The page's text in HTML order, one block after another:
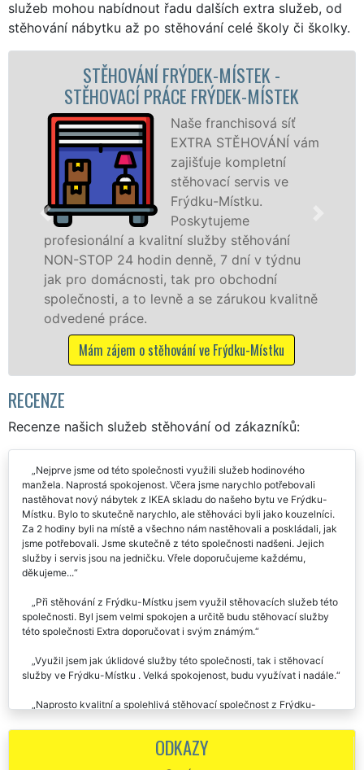
služeb mohou nabídnout řadu dalších extra služeb, od
stěhování nábytku až po stěhování celé školy či školky.
FRÝDEK-MÍSTEK -
FRÝDEK-MÍSTEK
Naše franchisová síť
EXTRA STĚHOVÁNÍ vám
zajišťuje kompletní
stěhovací servis ve
Frýdku-Místku.
Poskytujeme
služby stěhování
denně, 7 dní v týdnu
tak pro obchodní
levně a se zárukou kvalitně
stěhování ve Frýdku-Místku
STĚHOVACÍ
STĚHOVACÍ
služby
celém okresu
kvality
Nabízíme
Mám zájem o
RECENZE
Recenze našich služeb stěhování od zákazníků:
Nejprve jsme od této společnosti využili služeb hodinového
manžela. Naprostá spokojenost. Včera jsme narychlo potřebovali
nastěhovat nový nábytek z IKEA skladu do našeho bytu ve Frýdku-
Místku. Bylo to skutečně narychlo, ale stěhováci byli jako kouzelníci.
Za 2 hodiny byli na místě a všechno nám nastěhovali a poskládali, jak
jsme potřebovali. Jsme skutečně z této společnosti nadšeni. Jejich
služby i servis jsou na jedničku. Vřele doporučujeme každému,
děkujeme...
Při stěhování z Frýdku-Místku jsem využil stěhovacích služeb této
společnosti. Byl jsem velmi spokojen a určitě budu stěhovací služby
této společnosti Extra doporučovat i svým známým.
Využil jsem jak úklidové služby této společnosti, tak i stěhovací
služby ve Frýdku-Místku . Velká spokojenost, budu využívat i nadále.
Naprosto kvalitní a spolehlivá stěhovací společnost z Frýdku-
Stěhování Frýdek-Místek - spokojenost, mohu jen doporučit -
ODKAZY